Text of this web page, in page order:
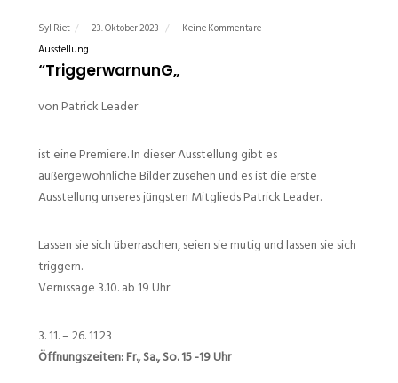
Syl Riet 23. Oktober 2023
Keine Kommentare
Ausstellung
“TriggerwarnunG„
von Patrick Leader
ist eine Premiere. In dieser Ausstellung gibt es
außergewöhnliche Bilder zusehen und es ist die erste
Ausstellung unseres jüngsten Mitglieds Patrick Leader.
Lassen sie sich überraschen, seien sie mutig und lassen sie sich
triggern.
Vernissage 3.10. ab 19 Uhr
3. 11. – 26. 11.23
Öffnungszeiten: Fr., Sa., So. 15 -19 Uhr